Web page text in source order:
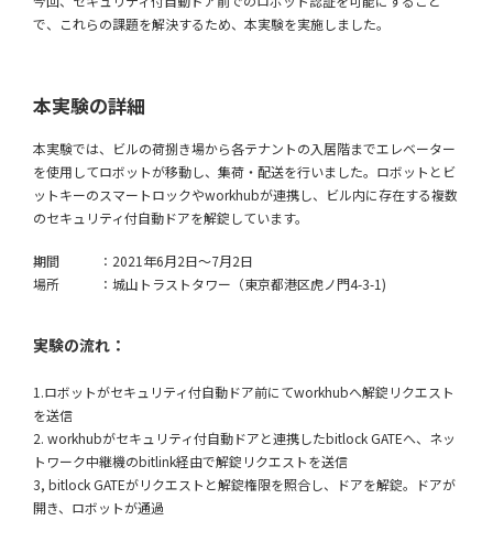
で、これらの課題を解決するため、本実験を実施しました。
本実験の詳細
本実験では、ビルの荷捌き場から各テナントの入居階までエレベーター
を使用してロボットが移動し、集荷・配送を行いました。ロボットとビ
ットキーのスマートロックやworkhubが連携し、ビル内に存在する複数
のセキュリティ付自動ドアを解錠しています。
期間 ：2021年6月2日～7月2日
場所 ：城山トラストタワー（東京都港区虎ノ門4-3-1)
実験の流れ：
1.ロボットがセキュリティ付自動ドア前にてworkhubへ解錠リクエスト
を送信
2. workhubがセキュリティ付自動ドアと連携したbitlock GATEへ、ネッ
トワーク中継機のbitlink経由で解錠リクエストを送信
3, bitlock GATEがリクエストと解錠権限を照合し、ドアを解錠。ドアが
開き、ロボットが通過